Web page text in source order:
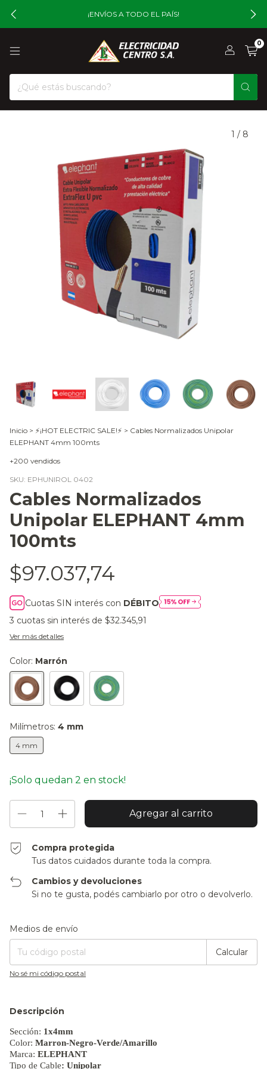
¡ENVÍOS A TODO EL PAÍS!
0
1 / 8
Inicio > ⚡¡HOT ELECTRIC SALE!⚡ > Cables Normalizados Unipolar
ELEPHANT 4mm 100mts
+200 vendidos
SKU: EPHUNIROL 0402
Cables Normalizados
Unipolar ELEPHANT 4mm
100mts
$97.037,74
Cuotas SIN interés con DÉBITO
3 cuotas sin interés de $32.345,91
Ver más detalles
Color: Marrón
Milímetros: 4 mm
4 mm
¡Solo quedan 2 en stock!
Compra protegida
Tus datos cuidados durante toda la compra.
Cambios y devoluciones
Si no te gusta, podés cambiarlo por otro o devolverlo.
Entregas para el CP:
Medios de envío
Calcular
No sé mi código postal
Descripción
Sección: 1x4mm
Color: Marron-Negro-Verde/Amarillo
Marca: ELEPHANT
Tipo de Cable: Unipolar